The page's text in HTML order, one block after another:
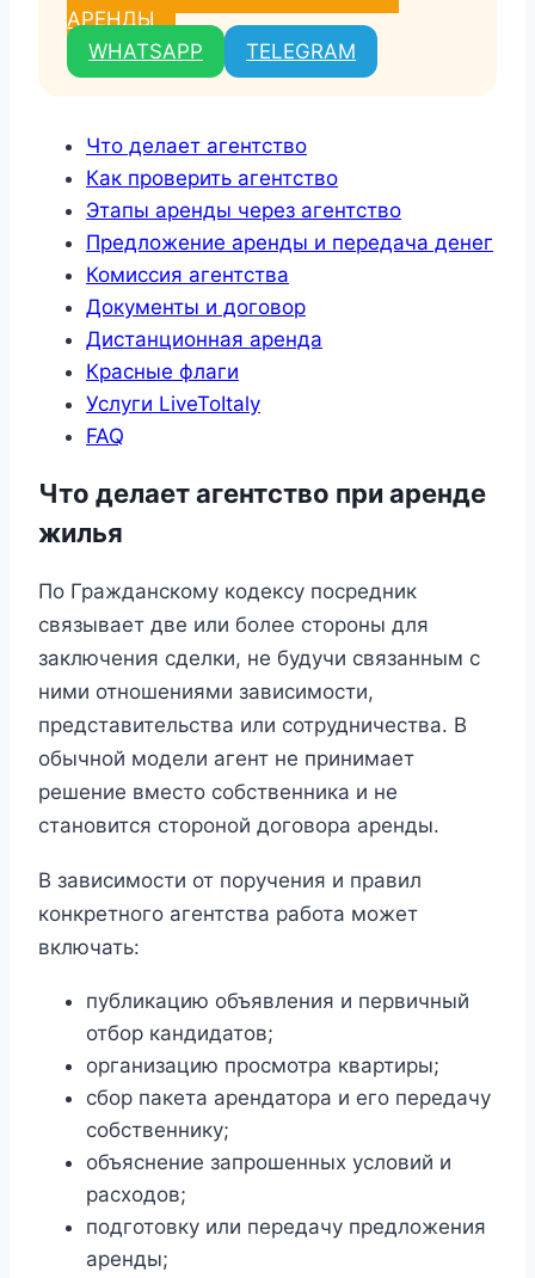
АРЕНДЫ
WHATSAPP
TELEGRAM
Что делает агентство
Как проверить агентство
Этапы аренды через агентство
Предложение аренды и передача денег
Комиссия агентства
Документы и договор
Дистанционная аренда
Красные флаги
Услуги LiveToItaly
FAQ
Что делает агентство при аренде
жилья
По Гражданскому кодексу посредник
связывает две или более стороны для
заключения сделки, не будучи связанным с
ними отношениями зависимости,
представительства или сотрудничества. В
обычной модели агент не принимает
решение вместо собственника и не
становится стороной договора аренды.
В зависимости от поручения и правил
конкретного агентства работа может
включать:
публикацию объявления и первичный
отбор кандидатов;
организацию просмотра квартиры;
сбор пакета арендатора и его передачу
собственнику;
объяснение запрошенных условий и
расходов;
подготовку или передачу предложения
аренды;